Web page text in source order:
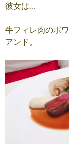
彼女は…
牛フィレ肉のポ
アンド。